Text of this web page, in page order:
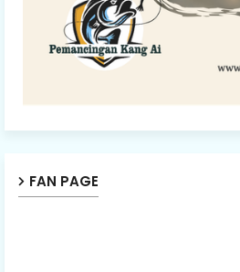
FAN PAGE